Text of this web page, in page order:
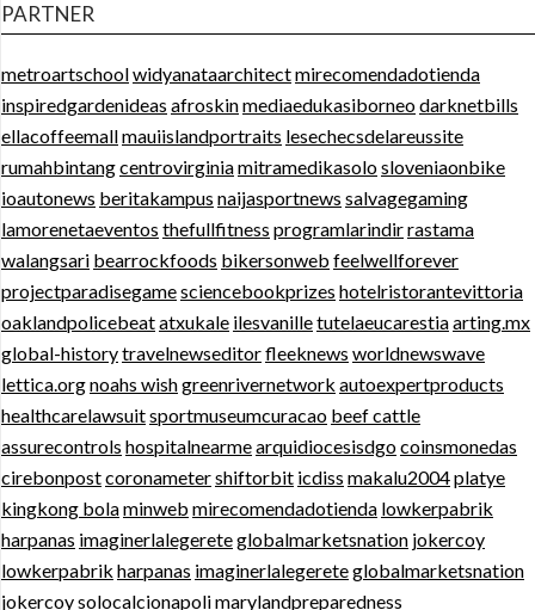
PARTNER
metroartschoolwidyanataarchitectmirecomendadotienda
inspiredgardenideas afroskinmediaedukasiborneodarknetbills
ellacoffeemallmauiislandportraits lesechecsdelareussite
rumahbintangcentrovirginiamitramedikasolosloveniaonbike
ioautonews beritakampus naijasportnews salvagegaming
lamorenetaeventos thefullfitness programlarindirrastama
walangsari bearrockfoods bikersonweb feelwellforever
projectparadisegamesciencebookprizes hotelristorantevittoria
oaklandpolicebeatatxukale ilesvanilletutelaeucarestiaarting.mx
global-historytravelnewseditorfleeknews worldnewswave
lettica.orgnoahs wishgreenrivernetwork autoexpertproducts
healthcarelawsuitsportmuseumcuracao beef cattle
assurecontrols hospitalnearmearquidiocesisdgocoinsmonedas
cirebonpostcoronametershiftorbit icdiss makalu2004platye
kingkong bolaminweb mirecomendadotienda lowkerpabrik
harpanas imaginerlalegereteglobalmarketsnation jokercoy
lowkerpabrik harpanas imaginerlalegereteglobalmarketsnation
jokercoysolocalcionapolimarylandpreparedness